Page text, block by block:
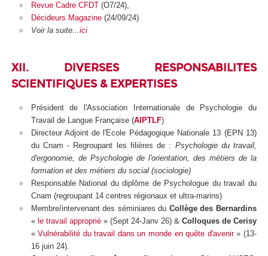
Revue Cadre CFDT(O7/24),
Décideurs Magazine(24/09/24)
Voir la suite...ici
XII. DIVERSES RESPONSABILITES
SCIENTIFIQUES & EXPERTISES
Président de l'Association Internationale de Psychologie du
Travail de Langue Française (AIPTLF)
Directeur Adjoint de l'Ecole Pédagogique Nationale 13 (EPN13)
du Cnam - Regroupant les filières de : Psychologie du travail,
d'ergonomie, de Psychologie de l'orientation, des métiers de la
formation et des métiers du social (sociologie)
Responsable National du diplôme de Psychologue du travail du
Cnam (regroupant 14 centres régionaux et ultra-marins)
Membre/intervenant des séminiares du Collège des Bernardins
« le travail approprié » (Sept 24-Janv 26) & Colloques de Cerisy
«Vulnérabilité du travail dans un monde en quête d'avenir»(13-
16 juin 24).